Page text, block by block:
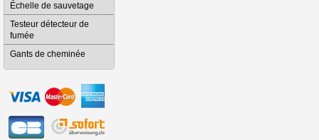
Échelle de sauvetage
Testeur détecteur de
fumée
Gants de cheminée